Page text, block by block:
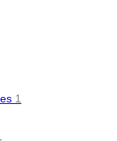
1